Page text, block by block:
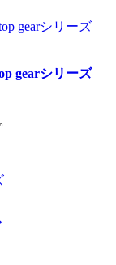
gearシリーズ